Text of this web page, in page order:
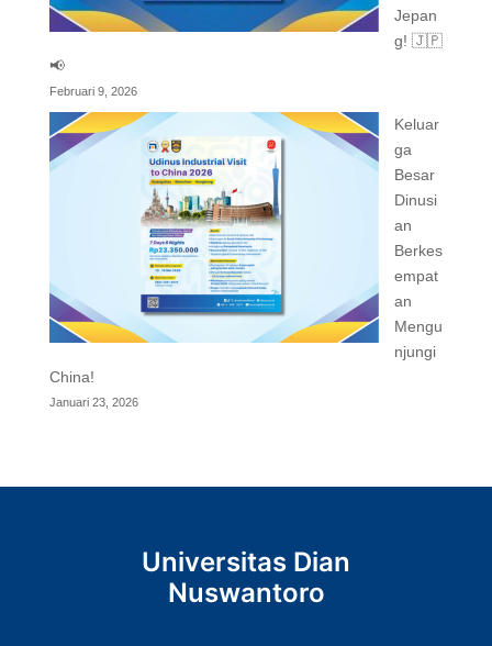
Jepan
g! 🇯🇵
📢
Februari 9, 2026
Keluar
ga
Besar
Dinusi
an
Berkes
empat
an
Mengu
njungi
China!
Januari 23, 2026
Universitas Dian
Nuswantoro